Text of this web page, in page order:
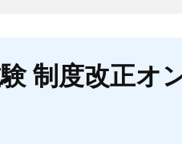
制度改正オ